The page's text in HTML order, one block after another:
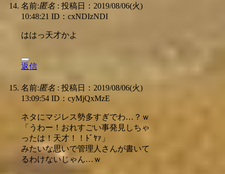
名前:匿名 : 投稿日：2019/08/06(火)
10:48:21 ID：cxNDIzNDI
ははっ天才かよ
返信
名前:匿名 : 投稿日：2019/08/06(火)
13:09:54 ID：cyMjQxMzE
ネタにマジレス勢多すぎでわ…？ｗ
「うわー！おれすごい事発見しちゃ
ったは！天才！！ﾄﾞﾔｧ」
みたいな思いで管理人さんが書いて
るわけないじゃん…ｗ